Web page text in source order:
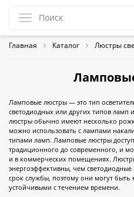
Главная Каталог Люстры
Ламповые люстры — это тип
светодиодных или других типов ламп
люстры обычно имеют несколько
можно использовать с лампами
типами ламп. Ламповые люстры
традиционного до современного, и
и в коммерческих помещениях.
энергоэффективны, чем
срок службы, поэтому они могут
устойчивыми с течением времени.